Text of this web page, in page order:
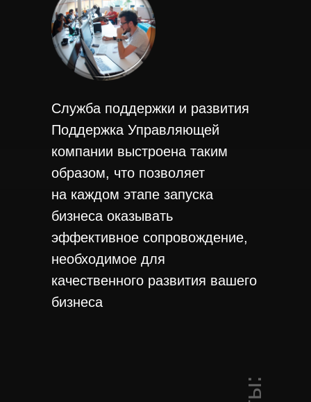
Служба поддержки и развития
Поддержка Управляющей
компании выстроена таким
образом, что позволяет
на каждом этапе запуска
бизнеса оказывать
эффективное сопровождение,
необходимое для
качественного развития вашего
бизнеса